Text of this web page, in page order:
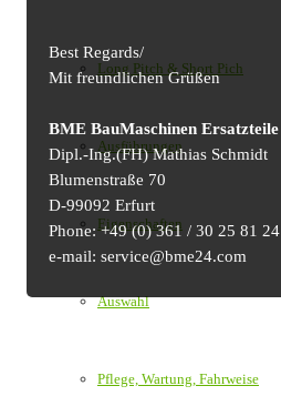
Long Pitch & Short Pich
Ausführungen
Eigenschaften
Auswahl
Pflege, Wartung, Fahrweise
Best Regards/
Mit freundlichen Grüßen
BME BauMaschinen Ersatzteile
Dipl.-Ing.(FH) Mathias Schmidt
Blumenstraße 70
D-99092 Erfurt
Phone: +49 (0) 361 / 30 25 81 24
e-mail: service@bme24.com